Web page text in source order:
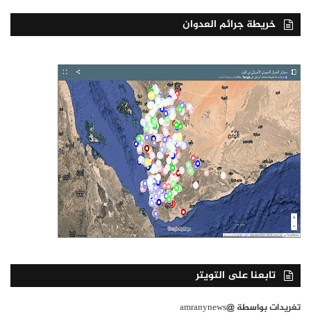
خريطة جرائم العدوان
تابعنا على التويتر
تغريدات بواسطة @amranynews